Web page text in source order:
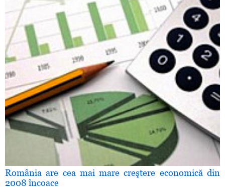
România are cea mai mare creştere economică din
2008 încoace